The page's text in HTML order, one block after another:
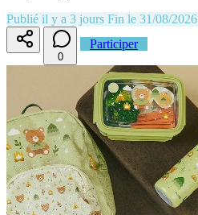
Publié il y a 3 jours Fin le 31/08/2026
0
Participer